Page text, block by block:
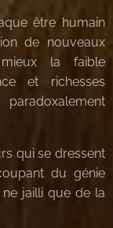
être humain
de nouveaux
la faible
et richesses
qui se dressent
du génie
jailli que de la